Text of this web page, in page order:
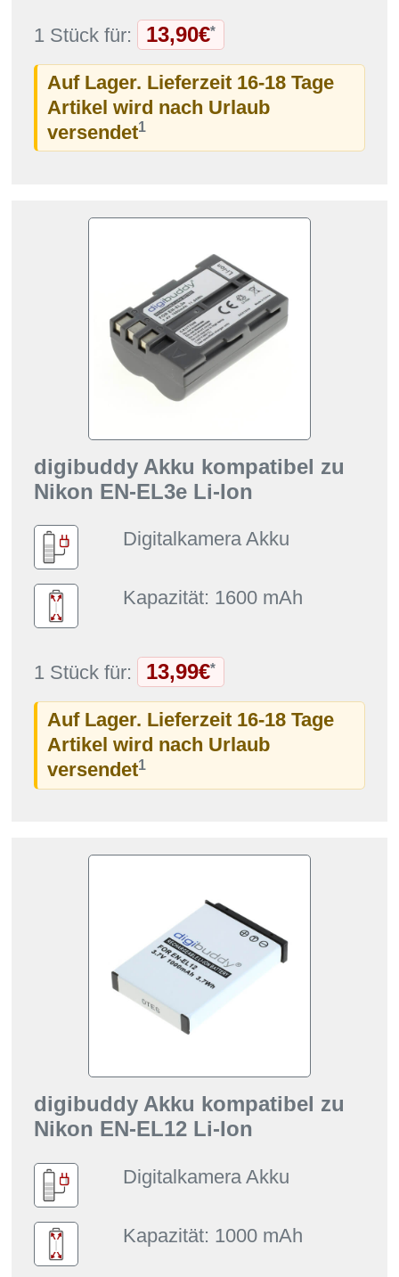
1 Stück für: 13,90€*
Auf Lager. Lieferzeit 16-18 Tage
Artikel wird nach Urlaub
versendet1
digibuddy Akku kompatibel zu
Nikon EN-EL3e Li-Ion
Digitalkamera Akku
Kapazität: 1600 mAh
1 Stück für: 13,99€*
Auf Lager. Lieferzeit 16-18 Tage
Artikel wird nach Urlaub
versendet1
digibuddy Akku kompatibel zu
Nikon EN-EL12 Li-Ion
Digitalkamera Akku
Kapazität: 1000 mAh